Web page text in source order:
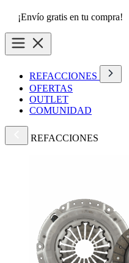
¡Envío gratis en tu compra!
REFACCIONES
OFERTAS
OUTLET
COMUNIDAD
REFACCIONES